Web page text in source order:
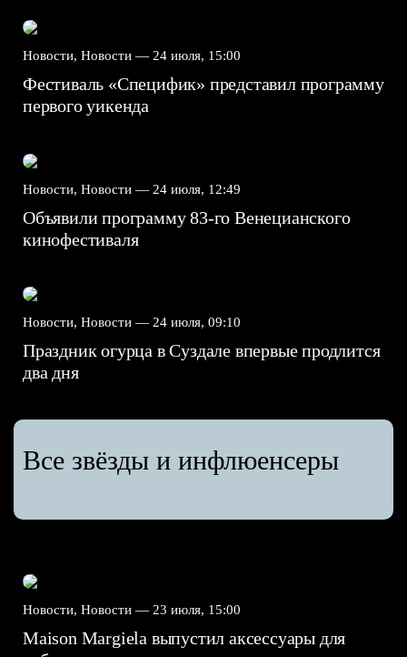
Новости, Новости — 24 июля, 15:00
Фестиваль «Специфик» представил программу
первого уикенда
Новости, Новости — 24 июля, 12:49
Объявили программу 83-го Венецианского
кинофестиваля
Новости, Новости — 24 июля, 09:10
Праздник огурца в Суздале впервые продлится
два дня
Все звёзды и инфлюенсеры
Новости, Новости — 23 июля, 15:00
Maison Margiela выпустил аксессуары для